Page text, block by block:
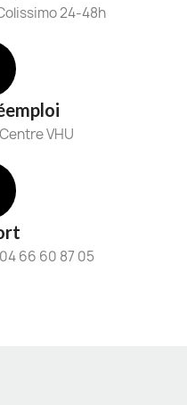
24-48h
VHU
66 60 87 05